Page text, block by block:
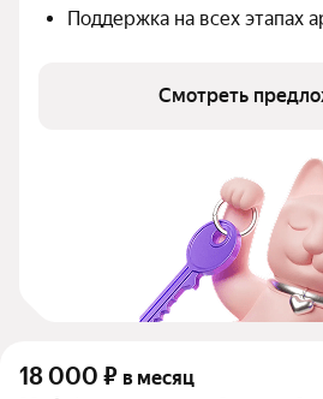
Поддержка на всех этапах
Смотреть
18 000 ₽ в месяц